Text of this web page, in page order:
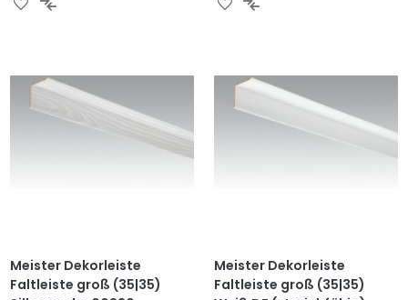
Meister Dekorleiste
Faltleiste groß (35|35)
Meister Dekorleiste
Faltleiste groß (35|35)